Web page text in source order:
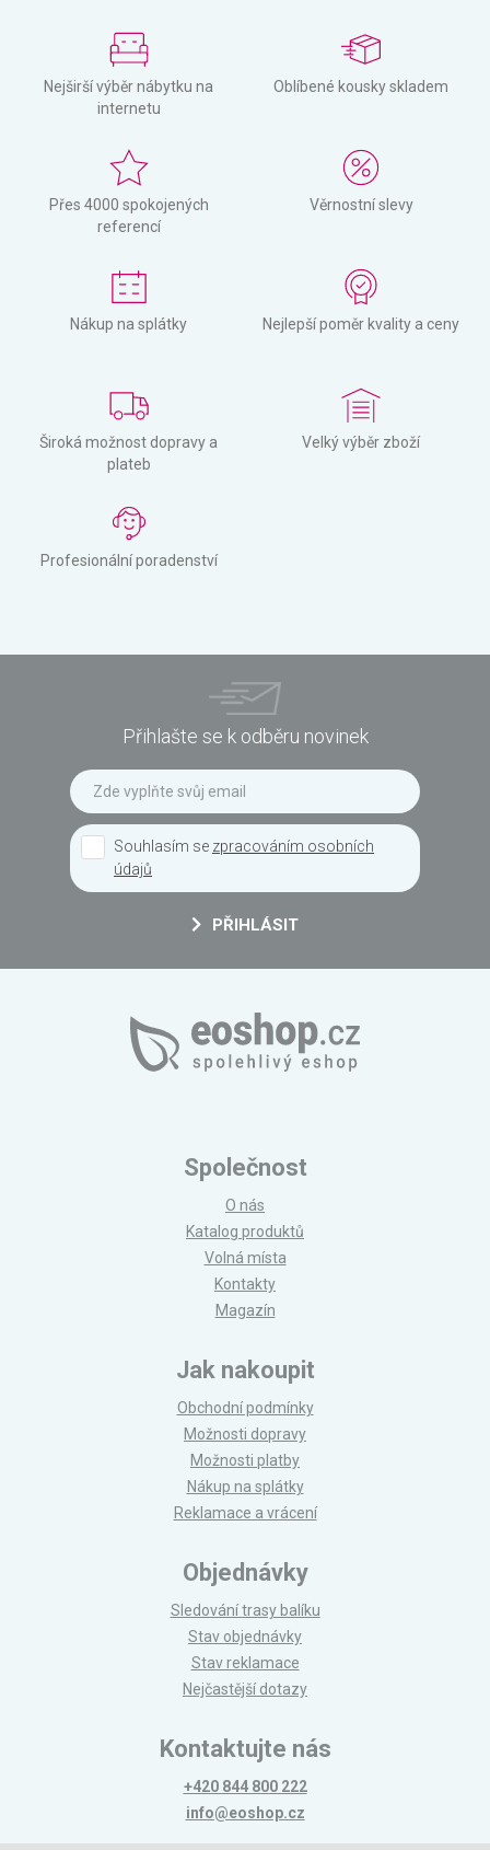
Nejširší výběr nábytku na
internetu
Oblíbené kousky skladem
Přes 4000 spokojených
referencí
Věrnostní slevy
Nákup na splátky Nejlepší poměr kvality a ceny
Široká možnost dopravy a
plateb
Velký výběr zboží
Profesionální poradenství
Přihlašte se k odběru novinek
Souhlasím se zpracováním osobních
údajů
PŘIHLÁSIT
Společnost
O nás
Katalog produktů
Volná místa
Kontakty
Magazín
Jak nakoupit
Obchodní podmínky
Možnosti dopravy
Možnosti platby
Nákup na splátky
Reklamace a vrácení
Objednávky
Sledování trasy balíku
Stav objednávky
Stav reklamace
Nejčastější dotazy
Kontaktujte nás
+420 844 800 222
info@eoshop.cz